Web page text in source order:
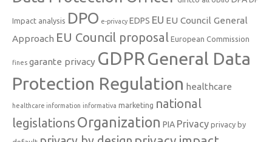
Impact analysis DPO e-privacy EDPS EU EU Council General
Approach EU Council proposal European Commission
fines garante privacy GDPRGeneral Data
Protection Regulation healthcare
healthcare information informativa marketing national
legislations Organization PIA Privacy privacy by